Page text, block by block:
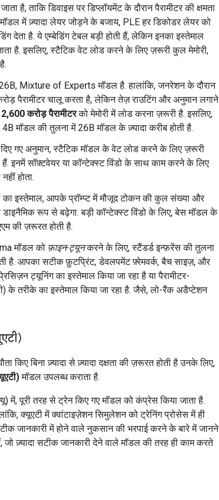
है, ताकि डिवाइस पर डिप्लॉयमेंट के दौरान पैरामीटर की क्षमता
मॉडल में ज़्यादा लेयर जोड़ने के बजाय, PLE हर डिकोडर लेयर को
देता है. ये एम्बेडिंग टेबल बड़ी होती हैं, लेकिन इनका इस्तेमाल
है. इसलिए, स्टैटिक वेट लोड करने के लिए ज़रूरी कुल मेमोरी,
Mixture of Experts मॉडल है. हालांकि, जनरेशन के दौरान
पैरामीटर चालू करता है, लेकिन तेज़ राउटिंग और अनुमान लगाने
करोड़ पैरामीटरको मेमोरी में लोड करना ज़रूरी है. इसलिए,
मॉडल की तुलना में 26B मॉडल के ज़्यादा करीब होती है.
गए अनुमान, स्टैटिक मॉडल के वेट लोड करने के लिए ज़रूरी
इनमें सॉफ़्टवेयर या कॉन्टेक्स्ट विंडो के साथ काम करने के लिए
होता.
का इस्तेमाल, आपके प्रॉम्प्ट में मौजूद टोकन की कुल संख्या और
रूप से बढ़ेगा. बड़ी कॉन्टेक्स्ट विंडो के लिए, बेस मॉडल के
की ज़रूरत होती है.
मॉडल को फ़ाइन-ट्यूनकरने के लिए, स्टैंडर्ड इन्फ़रेंस की तुलना
है. आपका सटीक फ़ुटप्रिंट, डेवलपमेंट फ़्रेमवर्क, बैच साइज़, और
ट्यूनिंग का इस्तेमाल किया जा रहा है या पैरामीटर-
के तरीके का इस्तेमाल किया जा रहा है. जैसे, लो-रैंक अडैप्टेशन
किए बिना ज़्यादा से ज़्यादा दक्षता की ज़रूरत होती है उनके लिए,
मॉडल उपलब्ध कराता है.
में, पूरी तरह से ट्रेन किए गए मॉडल को कंप्रेस किया जाता है.
क्यूएटी में क्वांटाइज़ेशन सिमुलेशन को ट्रेनिंग प्रोसेस में ही
जानकारी में होने वाले नुकसान की भरपाई करने के बारे में जानने
ज़्यादा सटीक जानकारी देने वाले मॉडल की तरह ही काम करते